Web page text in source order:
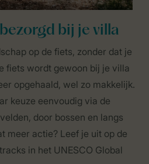
bij je villa
op de fiets, zonder dat je
fiets wordt gewoon bij je villa
opgehaald, wel zo makkelijk.
keuze eenvoudig via de
door bossen en langs
meer actie? Leef je uit op de
in het UNESCO Global